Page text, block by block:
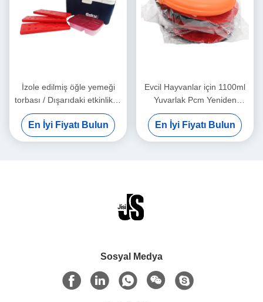
İzole edilmiş öğle yemeği
torbası / Dışarıdaki etkinlikler
için özel dayanıklı tekrar
kullanılabilir ısı paketleri
En İyi Fiyatı Bulun
Evcil Hayvanlar için 1100ml
Yuvarlak Pcm Yeniden
Kullanılabilir Isı Paketleri
Mikrodalga
En İyi Fiyatı Bulun
Sosyal Medya